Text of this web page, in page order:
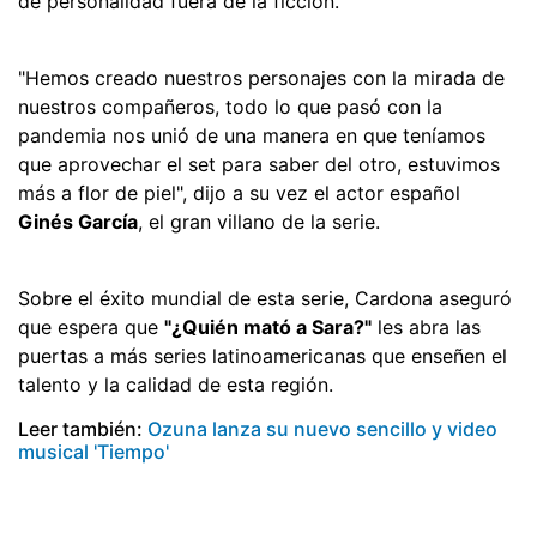
"Hemos creado nuestros personajes con la mirada de
nuestros compañeros, todo lo que pasó con la
pandemia nos unió de una manera en que teníamos
que aprovechar el set para saber del otro, estuvimos
más a flor de piel", dijo a su vez el actor español
Ginés García, el gran villano de la serie.
Sobre el éxito mundial de esta serie, Cardona aseguró
que espera que "¿Quién mató a Sara?" les abra las
puertas a más series latinoamericanas que enseñen el
talento y la calidad de esta región.
Leer también: Ozuna lanza su nuevo sencillo y video
musical 'Tiempo'